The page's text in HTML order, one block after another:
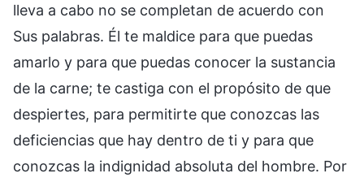
lleva a cabo no se completan de acuerdo con
Sus palabras. Él te maldice para que puedas
amarlo y para que puedas conocer la sustancia
de la carne; te castiga con el propósito de que
despiertes, para permitirte que conozcas las
deficiencias que hay dentro de ti y para que
conozcas la indignidad absoluta del hombre. Por